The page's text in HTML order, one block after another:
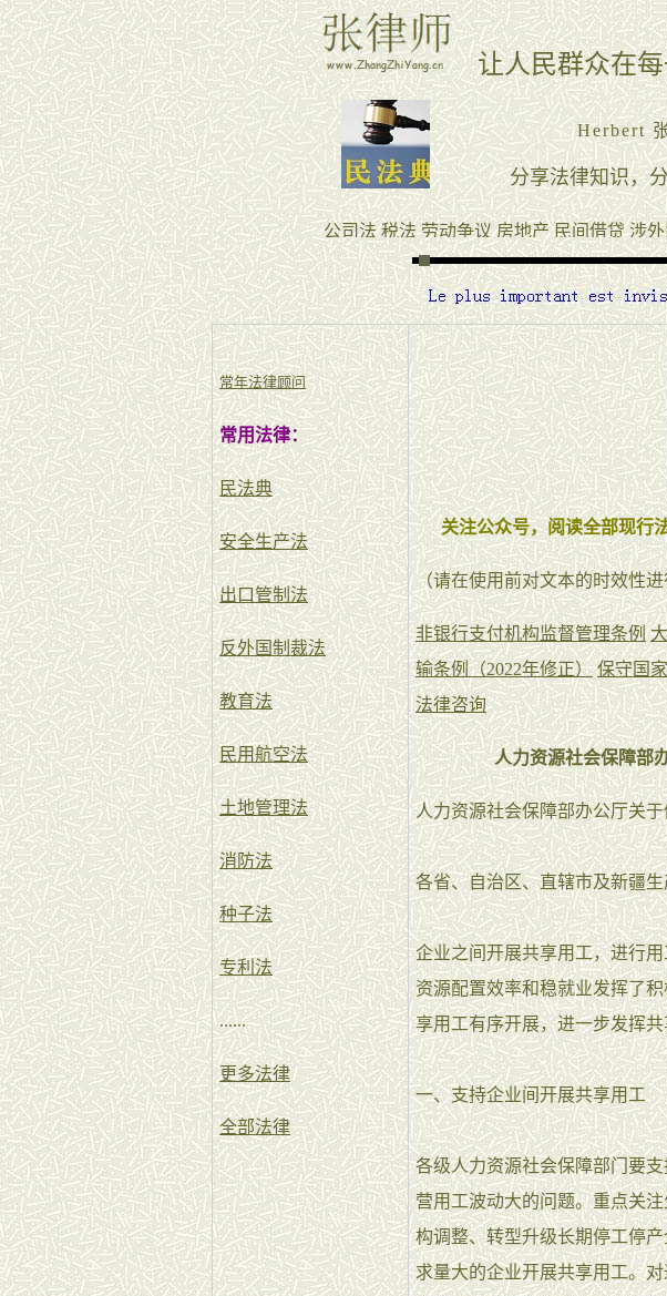
常年法律顾问
常用法律：
民法典
安全生产法
出口管制法
反外国制裁法
教育法
民用航空法
土地管理法
消防法
种子法
专利法
......
更多法律
全部法律
关注公众号，阅读全部现行
（请在使用前对文本的时效性
非银行支付机构监督管理条例
输条例（2022年修正） 保守国
法律咨询
人力资源社会保障部
人力资源社会保障部办公厅关
各省、自治区、直辖市及新疆
企业之间开展共享用工，进行
资源配置效率和稳就业发挥了
享用工有序开展，进一步发挥
一、支持企业间开展共享用工
各级人力资源社会保障部门要
营用工波动大的问题。重点关
构调整、转型升级长期停工停
求量大的企业开展共享用工。